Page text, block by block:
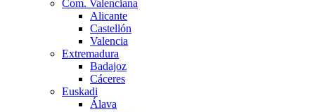
Com. Valenciana
Alicante
Castellón
Valencia
Extremadura
Badajoz
Cáceres
Euskadi
Álava